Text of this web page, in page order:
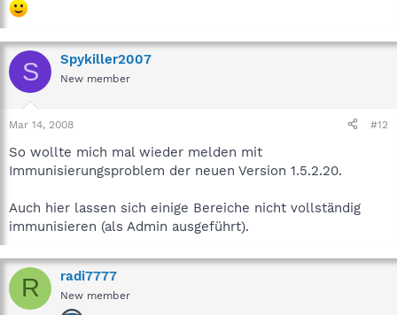
S Spykiller2007
New member
Mar 14, 2008 #12
So wollte mich mal wieder melden mit
Immunisierungsproblem der neuen Version 1.5.2.20.
Auch hier lassen sich einige Bereiche nicht vollständig
immunisieren (als Admin ausgeführt).
R radi7777
New member